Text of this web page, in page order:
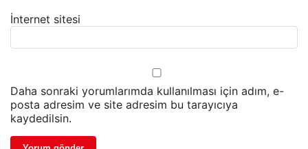
İnternet sitesi
Daha sonraki yorumlarımda kullanılması için adım, e-
posta adresim ve site adresim bu tarayıcıya
kaydedilsin.